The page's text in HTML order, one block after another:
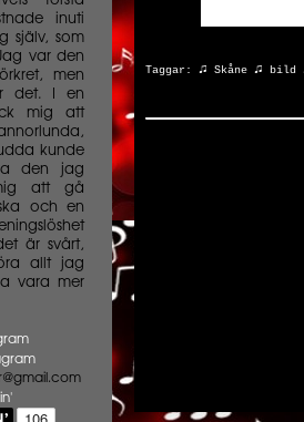
Taggar: ♫ Skåne ♫ bild
inuti
själv, som
var den
men
det. I en
mig att
kunde
den jag
att gå
och en
är svårt,
allt jag
vara mer